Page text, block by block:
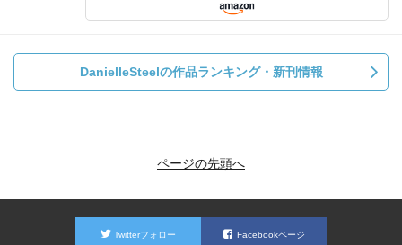
DanielleSteelの作品ランキング・新刊情報
ページの先頭へ
Twitterフォロー Facebookページ